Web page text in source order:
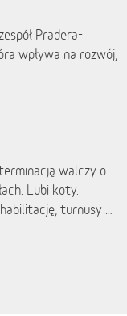
Pradera-
wpływa na rozwój,
walczy o
Lubi koty.
turnusy …